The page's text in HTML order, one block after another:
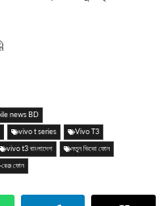
news BD
vivo t series Vivo T3
vivo t3 বাংলাদেশ নতুন ভিভো ফোন
রেঞ্জ ফোন